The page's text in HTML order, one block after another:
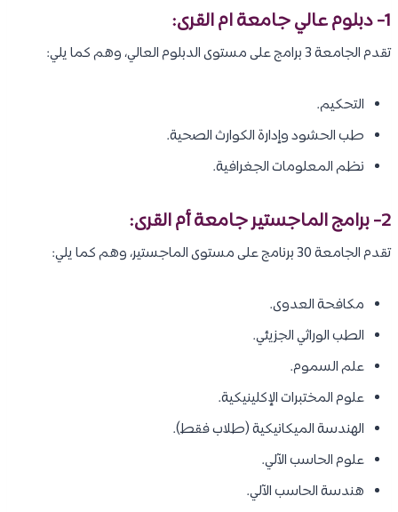
1- دبلوم عالي جامعة ام القرى:
تقدم الجامعة 3 برامج على مستوى الدبلوم العالي، وهم كما يلي:
التحكيم.
طب الحشود وإدارة الكوارث الصحية.
نظم المعلومات الجغرافية.
2- برامج الماجستير جامعة أم القرى:
تقدم الجامعة 30 برنامج على مستوى الماجستير، وهم كما يلي:
مكافحة العدوى.
الطب الوراثي الجزيئي.
علم السموم.
علوم المختبرات الإكلينيكية.
الهندسة الميكانيكية (طلاب فقط).
علوم الحاسب الآلي.
هندسة الحاسب الآلي.